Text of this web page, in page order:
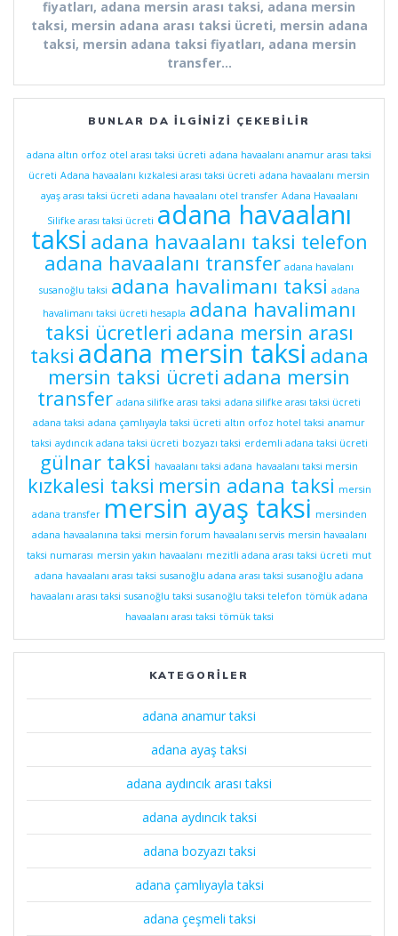
fiyatları, adana mersin arası taksi, adana mersin
taksi, mersin adana arası taksi ücreti, mersin adana
taksi, mersin adana taksi fiyatları, adana mersin
transfer…
BUNLAR DA İLGINIZI ÇEKEBILIR
adana altın orfoz otel arası taksi ücreti adana havaalanı anamur arası taksi
ücreti Adana havaalanı kızkalesi arası taksi ücreti adana havaalanı mersin
ayaş arası taksi ücreti adana havaalanı otel transfer Adana Havaalanı
Silifke arası taksi ücreti adana havaalanı
taksi adana havaalanı taksi telefon
adana havaalanı transfer adana havalanı
susanoğlu taksi adana havalimanı taksi adana
havalimanı taksi ücreti hesapla adana havalimanı
taksi ücretleri adana mersin arası
taksi adana mersin taksi adana
mersin taksi ücreti adana mersin
transfer adana silifke arası taksi adana silifke arası taksi ücreti
adana taksi adana çamlıyayla taksi ücreti altın orfoz hotel taksi anamur
taksi aydıncık adana taksi ücreti bozyazı taksi erdemli adana taksi ücreti
gülnar taksi havaalanı taksi adana havaalanı taksi mersin
kızkalesi taksi mersin adana taksi mersin
adana transfer mersin ayaş taksi mersinden
adana havaalanına taksi mersin forum havaalanı servis mersin havaalanı
taksi numarası mersin yakın havaalanı mezitli adana arası taksi ücreti mut
adana havaalanı arası taksi susanoğlu adana arası taksi susanoğlu adana
havaalanı arası taksi susanoğlu taksi susanoğlu taksi telefon tömük adana
havaalanı arası taksi tömük taksi
KATEGORILER
adana anamur taksi
adana ayaş taksi
adana aydıncık arası taksi
adana aydıncık taksi
adana bozyazı taksi
adana çamlıyayla taksi
adana çeşmeli taksi